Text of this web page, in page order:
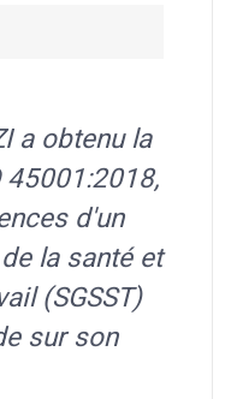
a obtenu la
d'un
la santé et
(SGSST)
sur son